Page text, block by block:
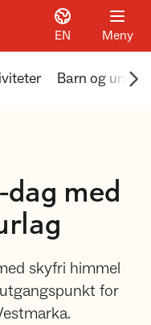
EN Meny
Barn og unge
med
skyfri himmel
for